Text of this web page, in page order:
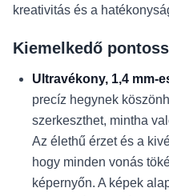
kreativitás és a
Kiemelkedő
Ultravékony, 1,4 mm-
precíz hegynek
szerkeszthet, mintha
Az élethű érzet és a
hogy minden vonás
képernyőn. A képek